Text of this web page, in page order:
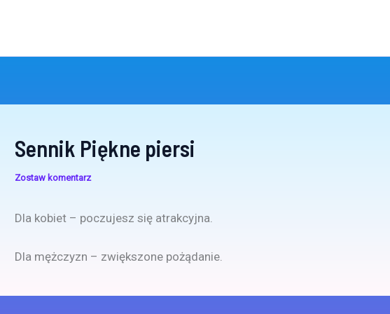
Sennik Piękne piersi
Zostaw komentarz
Dla kobiet – poczujesz się atrakcyjna.
Dla mężczyzn – zwiększone pożądanie.